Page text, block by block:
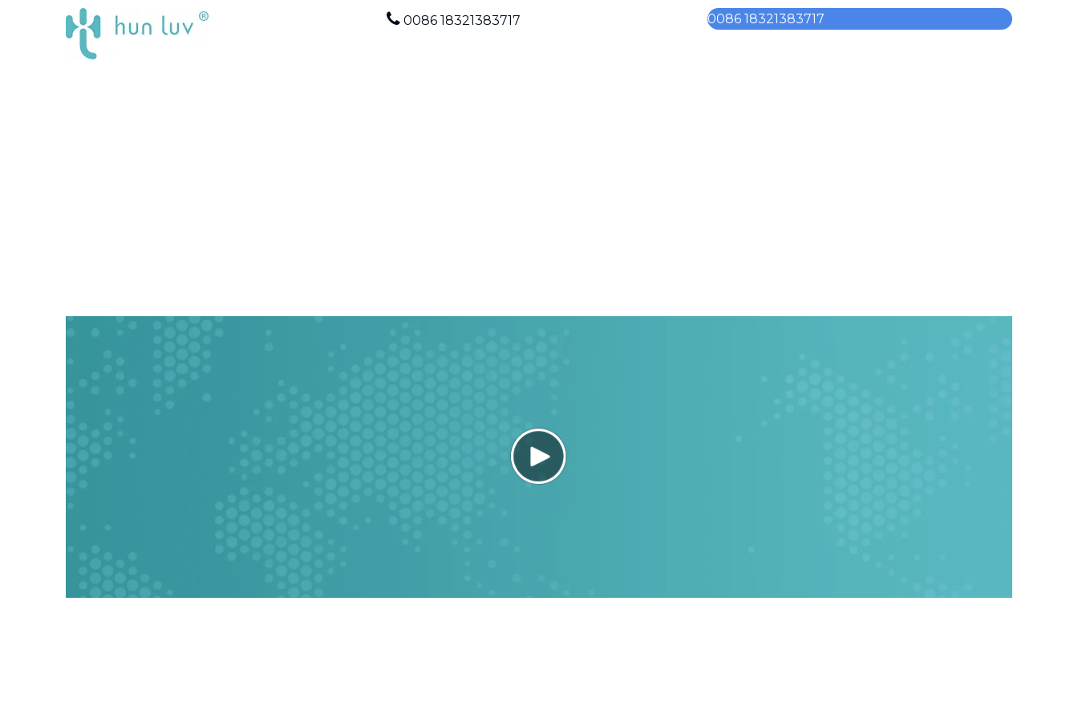
 0086 18321383717 0086 18321383717